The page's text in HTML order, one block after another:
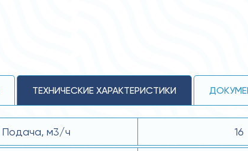
ТЕХНИЧЕСКИЕ ХАРАКТЕРИСТИКИ
Подача, м3/ч 16